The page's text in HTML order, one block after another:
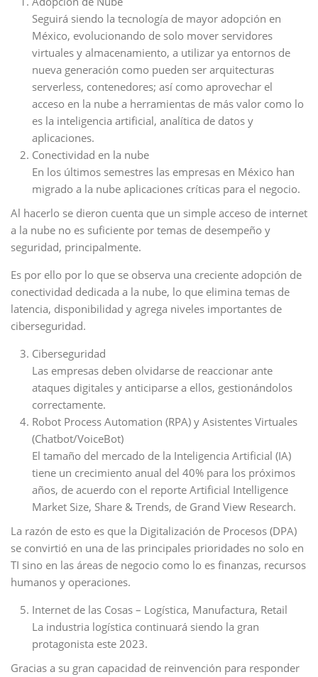
Seguirá siendo la tecnología de mayor adopción en
México, evolucionando de solo mover servidores
virtuales y almacenamiento, a utilizar ya entornos de
nueva generación como pueden ser arquitecturas
serverless, contenedores; así como aprovechar el
acceso en la nube a herramientas de más valor como lo
es la inteligencia artificial, analítica de datos y
aplicaciones.
Conectividad en la nube
En los últimos semestres las empresas en México han
migrado a la nube aplicaciones críticas para el negocio.
Al hacerlo se dieron cuenta que un simple acceso de internet
a la nube no es suficiente por temas de desempeño y
seguridad, principalmente.
Es por ello por lo que se observa una creciente adopción de
conectividad dedicada a la nube, lo que elimina temas de
latencia, disponibilidad y agrega niveles importantes de
ciberseguridad.
Ciberseguridad
Las empresas deben olvidarse de reaccionar ante
ataques digitales y anticiparse a ellos, gestionándolos
correctamente.
Robot Process Automation (RPA) y Asistentes Virtuales
(Chatbot/VoiceBot)
El tamaño del mercado de la Inteligencia Artificial (IA)
tiene un crecimiento anual del 40% para los próximos
años, de acuerdo con el reporte Artificial Intelligence
Market Size, Share & Trends, de Grand View Research.
La razón de esto es que la Digitalización de Procesos (DPA)
se convirtió en una de las principales prioridades no solo en
TI sino en las áreas de negocio como lo es finanzas, recursos
humanos y operaciones.
Internet de las Cosas – Logística, Manufactura, Retail
La industria logística continuará siendo la gran
protagonista este 2023.
Gracias a su gran capacidad de reinvención para responder